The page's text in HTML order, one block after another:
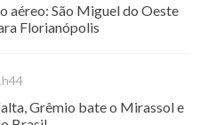
aéreo: São Miguel do Oeste
Florianópolis
Grêmio bate o Mirassol e